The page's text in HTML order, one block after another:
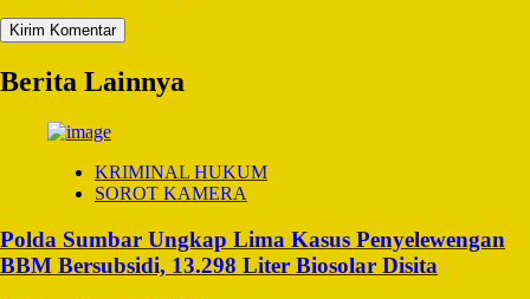
Berita Lainnya
KRIMINAL HUKUM
SOROT KAMERA
Polda Sumbar Ungkap Lima Kasus Penyelewengan
BBM Bersubsidi, 13.298 Liter Biosolar Disita